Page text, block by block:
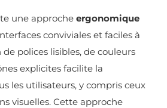
une approche ergonomique
conviviales et faciles à
de polices lisibles, de couleurs
explicites facilite la
les utilisateurs, y compris ceux
visuelles. Cette approche